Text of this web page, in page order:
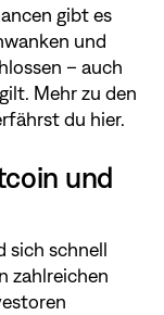
gibt es
und
– auch
Mehr zu den
du hier.
und
sich schnell
zahlreichen